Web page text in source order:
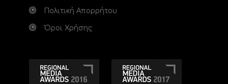
Πολιτική Απορρήτου
Όροι Χρήσης